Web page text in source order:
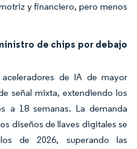
y financiero, pero menos
de chips por debajo
de IA de mayor
señal mixta, extendiendo los
a 18 semanas. La demanda
diseños de llaves digitales se
de 2026, superando las